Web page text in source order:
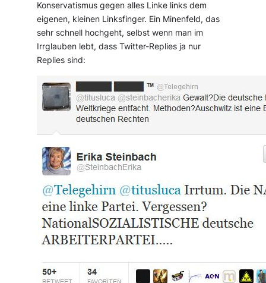
Konservatismus gegen alles Linke links dem
eigenen, kleinen Linksfinger. Ein Minenfeld, das
sehr schnell hochgeht, selbst wenn man im
Irrglauben lebt, dass Twitter-Replies ja nur
Replies sind: